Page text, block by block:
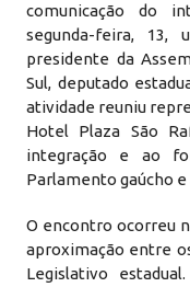
comunicação do
segunda-feira, 13,
presidente da
Sul, deputado
atividade reuniu
Hotel Plaza São
integração e ao
Parlamento gaúcho
O encontro ocorreu
aproximação entre
Legislativo